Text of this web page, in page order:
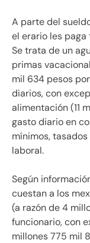
A parte del
el erario les
Se trata de un
primas
mil 634 pesos
diarios, con
alimentación (11
gasto diario en
mínimos,
laboral.
Según
cuestan a los
(a razón de 4
funcionario, con
millones 775 mil